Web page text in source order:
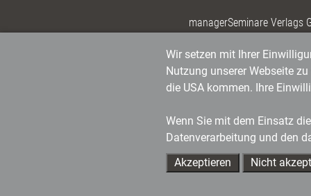
managerSeminare Verlags
Wir setzen mit Ihrer
Nutzung unserer Webseite
die USA kommen. Ihre
Wenn Sie mit dem Einsatz
Datenverarbeitung und den
Akzeptieren
Nicht